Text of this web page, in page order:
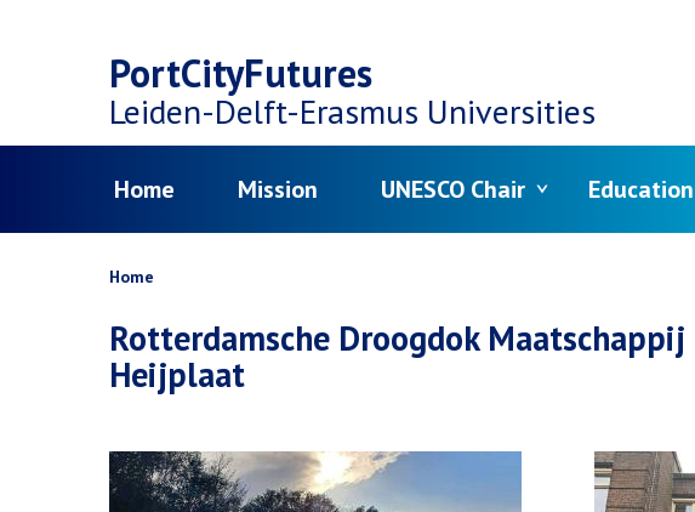
main
PortCityFutures
Leiden-Delft-Erasmus Universities
Home Mission UNESCO Chair Education
Breadcrumb
Home
Rotterdamsche Droogdok
Heijplaat